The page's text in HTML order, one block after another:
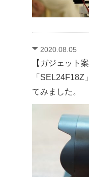
2020.08.05
【ガジェット
「
てみました。